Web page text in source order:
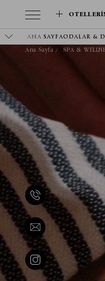
ANA SAYFAODALAR &
Ana Sayfa SPA &